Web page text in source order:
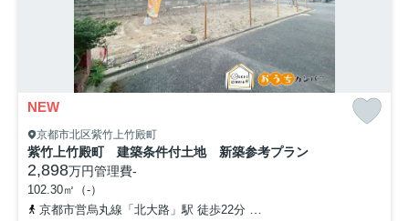
NEW
京都市北区紫竹上竹殿町
紫竹上竹殿町 建築条件付土地 新築参考プラン
2,898万円管理費-
102.30㎡（-）
京都市営烏丸線「北大路」駅 徒歩22分